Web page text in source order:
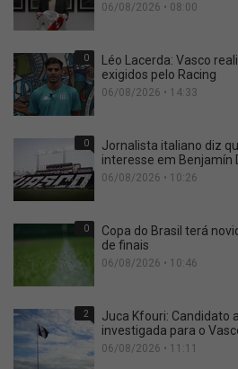
06/08/2026 • 08:00
0
Léo Lacerda: Vasco
exigidos pelo Racing
06/08/2026 • 14:33
0
Jornalista italiano diz
interesse em Benjamín
06/08/2026 • 10:26
0
Copa do Brasil terá
de finais
06/08/2026 • 10:46
2
Juca Kfouri: Candidato
investigada para o
06/08/2026 • 11:11